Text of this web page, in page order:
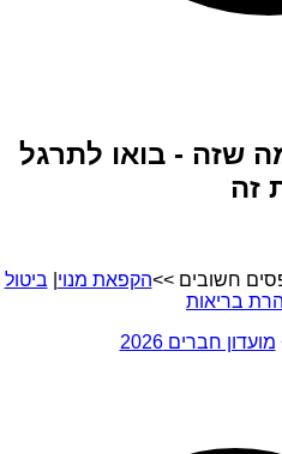
שזה - בואו לתרגל
זה
חשובים >>הקפאת מנוי ביטול
בריאות
מועדון חברים 2026